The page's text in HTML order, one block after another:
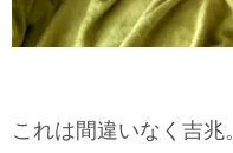
これは間違いなく吉兆。